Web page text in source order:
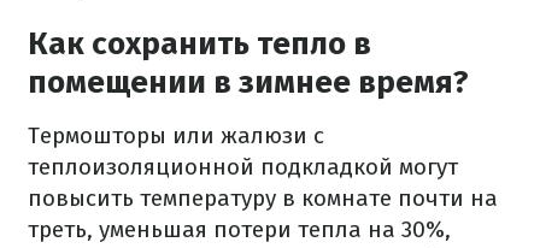
Как сохранить тепло в
помещении в зимнее время?
Термошторы или жалюзи с
теплоизоляционной подкладкой могут
повысить температуру в комнате почти на
треть, уменьшая потери тепла на 30%,